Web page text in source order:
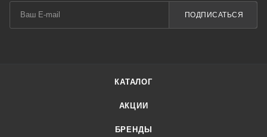
ПОДПИСАТЬСЯ
КАТАЛОГ
АКЦИИ
БРЕНДЫ